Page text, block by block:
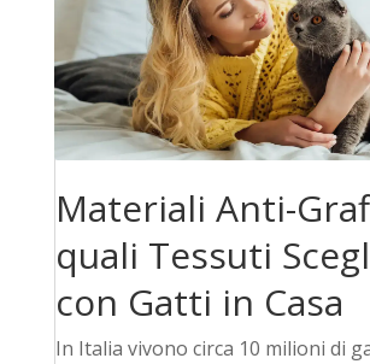
Materiali Anti-
quali Tessuti
con Gatti in Casa
In Italia vivono circa 10 milioni di